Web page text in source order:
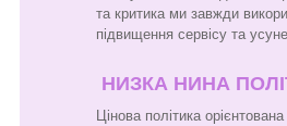
та критика ми завжди
підвищення сервісу та
НИЗКА НИНА
Цінова політика